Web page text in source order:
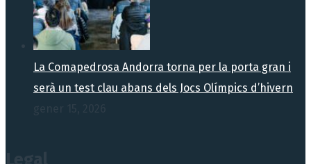
La Comapedrosa Andorra torna per la porta gran i
serà un test clau abans dels Jocs Olímpics d’hivern